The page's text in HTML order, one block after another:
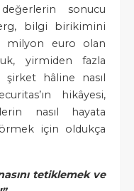
sonucu
bilgi birikimini
milyon euro olan
yirmiden fazla
hâline nasıl
hikâyesi,
nasıl hayata
için oldukça
tetiklemek ve